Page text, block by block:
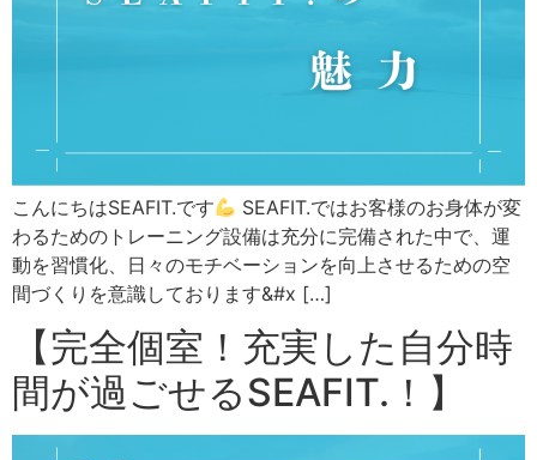
こんにちはSEAFIT.です
SEAFIT.ではお客様のお身体が変
わるためのトレーニング設備は充分に完備された中で、運
動を習慣化、日々のモチベーションを向上させるための空
間づくりを意識しております&#x […]
【完全個室！充実した自分時
間が過ごせるSEAFIT.！】